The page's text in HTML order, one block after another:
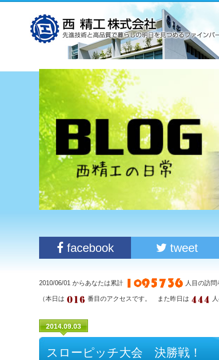
facebook tweet
2010/06/01 からあなたは累計 人目の訪
（本日は 番目のアクセスです。 また昨日は
2014.09.03
スローピッチ大会 決勝戦！